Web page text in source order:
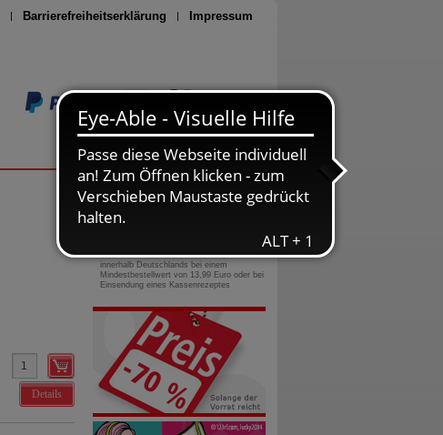
Barrierefreiheitserklärung Impressum
Seite drucken
Details
0800-10 11 422
gebührenfreie Rufnummer
innerhalb Deutschlands bei einem
Mindestbestellwert von 13,99 Euro oder bei
Einsendung eines Kassenrezeptes